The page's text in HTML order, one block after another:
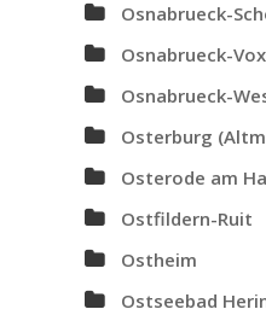
Osnabrueck-
Osnabrueck-
Osnabrueck-
Osterburg
Osterode am
Ostfildern-Ruit
Ostheim
Ostseebad